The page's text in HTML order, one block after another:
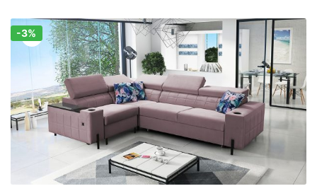
Zľava!
-3%